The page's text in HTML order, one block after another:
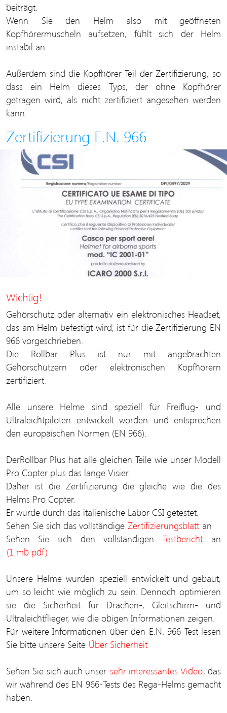
beiträgt.
Wenn Sie den Helm also mit geöffneten
Kopfhörermuscheln aufsetzen, fühlt sich der Helm
instabil an.
Außerdem sind die Kopfhörer Teil der Zertifizierung, so
dass ein Helm dieses Typs, der ohne Kopfhörer
getragen wird, als nicht zertifiziert angesehen werden
kann.
Zertifizierung E.N. 966
Wichtig!
Gehörschutz oder alternativ ein elektronisches Headset,
das am Helm befestigt wird, ist für die Zertifizierung EN
966 vorgeschrieben.
Die Rollbar Plus ist nur mit angebrachten
Gehörschützern oder elektronischen Kopfhörern
zertifiziert.
Alle unsere Helme sind speziell für Freiflug- und
Ultraleichtpiloten entwickelt worden und entsprechen
den europäischen Normen (EN 966).
DerRollbar Plus hat alle gleichen Teile wie unser Modell
Pro Copter plus das lange Visier.
Daher ist die Zertifizierung die gleiche wie die des
Helms Pro Copter.
Er wurde durch das italienische Labor CSI getestet.
Sehen Sie sich das vollständige Zertifizierungsblatt an
Sehen Sie sich den vollständigen Testbericht an
(1 mb pdf)
Unsere Helme wurden speziell entwickelt und gebaut,
um so leicht wie möglich zu sein. Dennoch optimieren
sie die Sicherheit für Drachen-, Gleitschirm- und
Ultraleichtflieger, wie die obigen Informationen zeigen.
Für weitere Informationen über den E.N. 966 Test lesen
Sie bitte unsere Seite Über Sicherheit
Sehen Sie sich auch unser sehr interessantes Video, das
wir während des EN 966-Tests des Rega-Helms gemacht
haben.